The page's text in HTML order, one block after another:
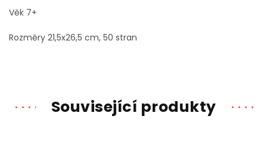
Věk 7+
Rozměry 21,5x26,5 cm, 50 stran
Související produkty